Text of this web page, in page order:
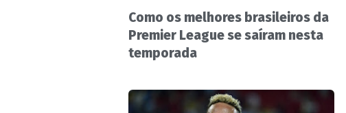
Como os melhores brasileiros da
Premier League se saíram nesta
temporada